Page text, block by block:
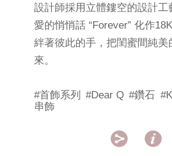
設計師採用立體鏤空的設計工
愛的悄悄話 “Forever” 化作
絆著彼此的手，把閨蜜間純美
來。
#首飾系列 #Dear Q #鑽石
串飾
 